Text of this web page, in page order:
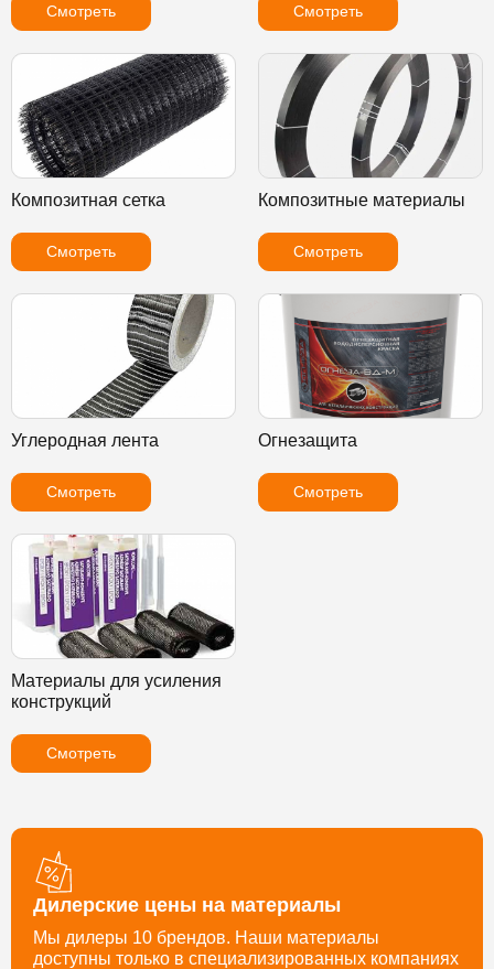
Смотреть Смотреть
Композитная сетка
Смотреть
Композитные материалы
Смотреть
Углеродная лента
Смотреть
Огнезащита
Смотреть
Материалы для усиления
конструкций
Смотреть
Дилерские цены на материалы
Мы дилеры 10 брендов. Наши материалы
доступны только в специализированных компаниях